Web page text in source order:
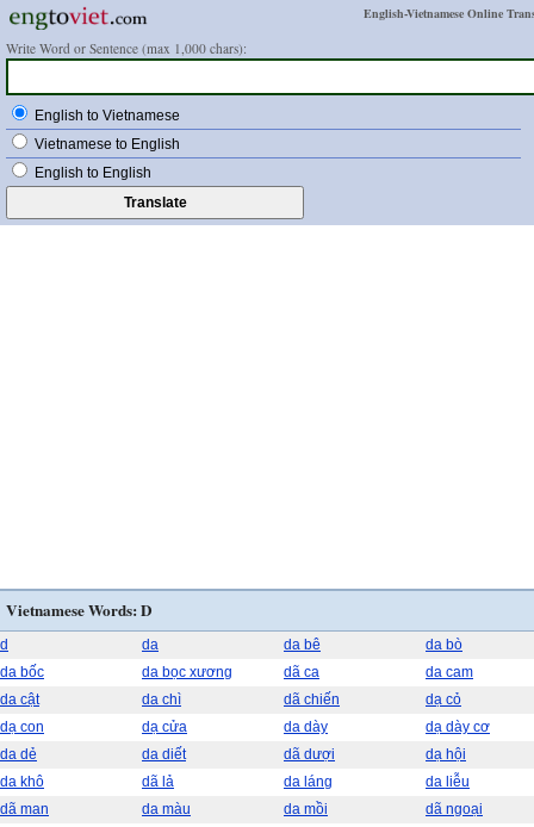
English-Vietnamese Online
Write Word or Sentence (max 1,000 chars):
English to Vietnamese
Vietnamese to English
English to English
Vietnamese Words: D
d da da bê
da bò
da bốc
da bọc xương dã ca
da cam
da cật
da chì dã chiến
dạ cỏ
dạ con
dạ cửa da dày
dạ dày cơ
da dẻ
da diết dã dượi
dạ hội
da khô
dã lả da láng
da liễu
dã man
da màu da mồi
dã ngoại